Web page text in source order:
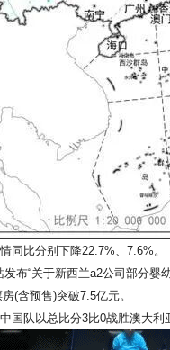
比分别下降22.7%、7.6%。
“关于新西兰a2公司部分婴
含预售)突破7.5亿元。
队以总比分3比0战胜澳大利